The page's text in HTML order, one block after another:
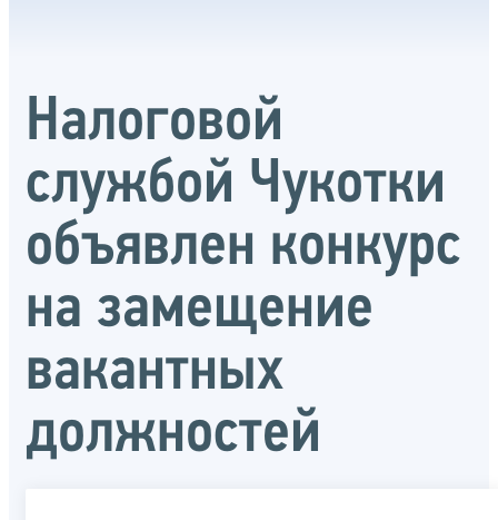
Налоговой
службой Чукотки
объявлен конкурс
на замещение
вакантных
должностей